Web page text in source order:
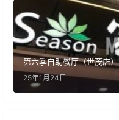
第六季自助餐厅（世茂店）
25年1月24日